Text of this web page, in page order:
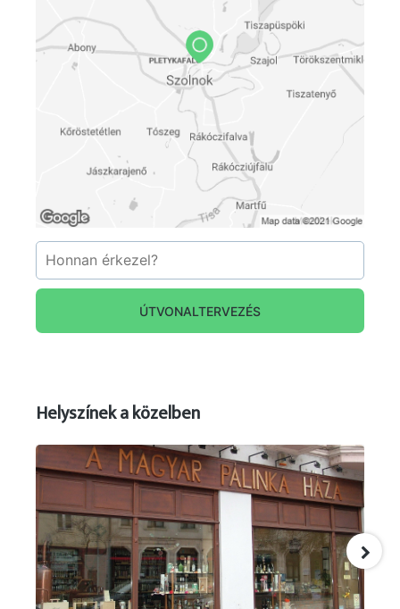
látható a pergola, így 2010 óta a Verseghy park
és a Rózsakert ismét régi fényében tündökölve,
közel 300 fajta rózsával várja a szolnokiakat és a
város vendégeit egyaránt.
facebook/rozarium
ÚTVONALTERVEZÉS
Helyszínek a közelben